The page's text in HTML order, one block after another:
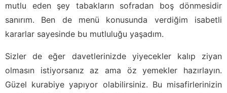
mutlu eden şey tabakların sofradan boş dönmesidir
sanırım. Ben de menü konusunda verdiğim isabetli
kararlar sayesinde bu mutluluğu yaşadım.
Sizler de eğer davetlerinizde yiyecekler kalıp ziyan
olmasın istiyorsanız az ama öz yemekler hazırlayın.
Güzel kurabiye yapıyor olabilirsiniz. Bu misafirlerinizin